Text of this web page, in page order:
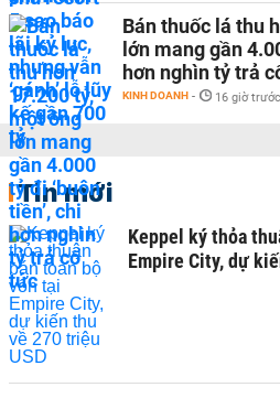
Bán thuốc lá thu
lớn mang gần
hơn nghìn tỷ trả
KINH DOANH - 16 giờ trước
Tin mới
Keppel ký thỏa
Empire City, dự